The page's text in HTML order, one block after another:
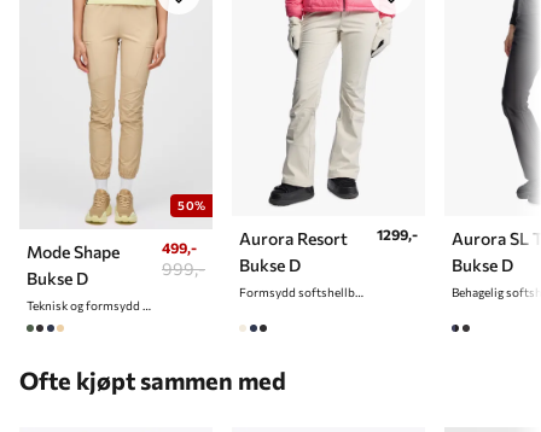
50%
Mode Shape
Bukse D
Teknisk og formsydd bukse til dame
499,-
999,-
Aurora Resort
Bukse D
Formsydd softshellbukse til dame
1299,-
Aurora SL
Bukse D
Ofte kjøpt sammen med